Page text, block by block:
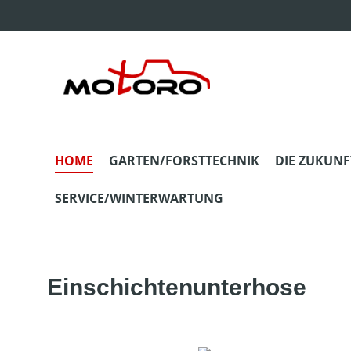
HOME GARTEN/FORSTTECHNIK DIE
SERVICE/WINTERWARTUNG
Einschichtenunterhose